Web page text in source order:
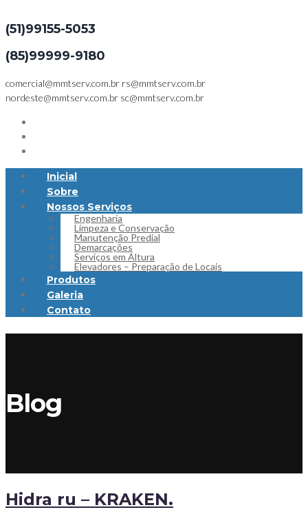
(51)99155-5053
(85)99999-9180
comercial@mmtserv.com.br rs@mmtserv.com.br
nordeste@mmtserv.com.br sc@mmtserv.com.br
Inicial
Sobre
Nossos Serviços
Engenharia
Limpeza e Conservação
Manutenção Predial
Demarcações
Serviços em Altura
Elevadores – Preparação de Locais
Produtos
Galeria
Contato
Blog
Hidra ru – KRAKEN.